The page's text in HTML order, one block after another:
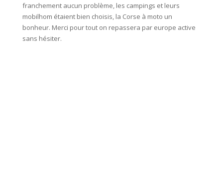
franchement aucun problème, les campings et leurs
mobilhom étaient bien choisis, la Corse à moto un
bonheur. Merci pour tout on repassera par europe active
sans hésiter.